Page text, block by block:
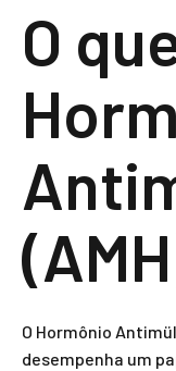
O
O Hormônio
desempenha um